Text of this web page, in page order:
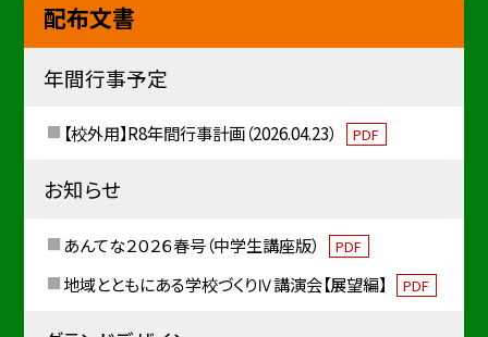
配布文書
年間行事予定
【校外用】R8年間行事計画（2026.04.23） PDF
お知らせ
あんてな２０２６春号（中学生講座版） PDF
地域とともにある学校づくりⅣ講演会【展望編】 PDF